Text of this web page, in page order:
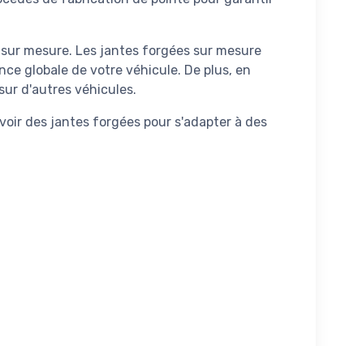
mesure. Les jantes forgées sur mesure
globale de votre véhicule. De plus, en
d'autres véhicules.
des jantes forgées pour s'adapter à des